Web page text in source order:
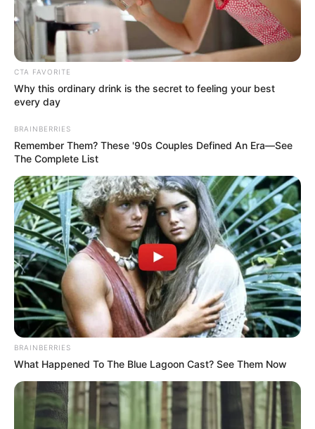
CTA FAVORITE
Why this ordinary drink is the secret to feeling your best
every day
BRAINBERRIES
Remember Them? These '90s Couples Defined An Era—See
The Complete List
BRAINBERRIES
What Happened To The Blue Lagoon Cast? See Them Now